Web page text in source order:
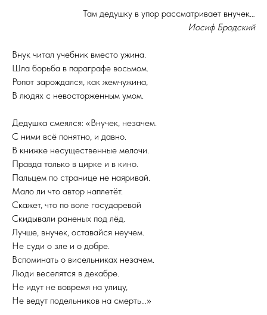
Там дедушку в упор рассматривает внучек…
Иосиф Бродский
Внук читал учебник вместо ужина.
Шла борьба в параграфе восьмом.
Ропот зарождался, как жемчужина,
В людях с невосторженным умом.
Дедушка смеялся: «Внучек, незачем.
С ними всё понятно, и давно.
В книжке несущественные мелочи.
Правда только в цирке и в кино.
Пальцем по странице не наяривай.
Мало ли что автор наплетёт.
Скажет, что по воле государевой
Скидывали раненых под лёд.
Лучше, внучек, оставайся неучем.
Не суди о зле и о добре.
Вспоминать о висельниках незачем.
Люди веселятся в декабре.
Не идут не вовремя на улицу,
Не ведут подельников на смерть…»